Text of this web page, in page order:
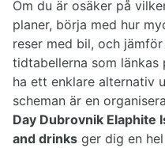
Om du är osäker på
planer, börja med hur
reser med bil, och
tidtabellerna som länkas
ha ett enklare alternativ
scheman är en
Day Dubrovnik Elaphite
and drinks ger dig en